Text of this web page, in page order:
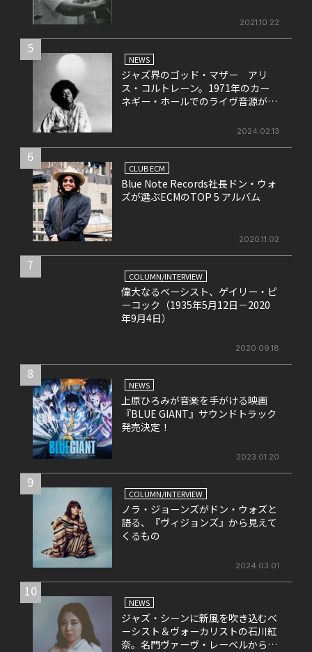
2021.10.22
5
NEWS
ジャズ界のゴッド・マザー アリ
ス・コルトレーン。1971年のカー
ネギー・ホールでのライヴ音源がリ
2024.02.13
6
CLUB ECM
Blue Note Records社長ドン・ウォ
ズが選ぶECMのTOP 5 アルバム
2020.11.02
7
COLUMN/INTERVIEW
偉大なるベーシスト、ゲイリー・ピ
ーコック（1935年5月12日－2020
年9月4日）
2020.09.18
8
NEWS
上原ひろみが音楽を手がける映画
『BLUE GIANT』サウンドトラック
発売決定！
2023.01.20
9
COLUMN/INTERVIEW
ノラ・ジョーンズがドン・ウォズと
語る、『ヴィジョンズ』から見えて
くるもの
2024.03.01
10
NEWS
ジャズ・シーンに新風を吹き込むベ
ーシスト＆ヴォーカリストの石川紅
奈。名門ヴァーヴ・レーベルから3